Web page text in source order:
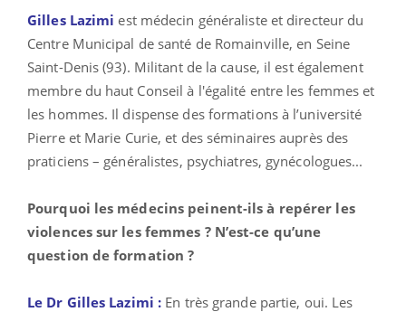
Gilles Lazimi est médecin généraliste et directeur du
Centre Municipal de santé de Romainville, en Seine
Saint-Denis (93). Militant de la cause, il est également
membre du haut Conseil à l'égalité entre les femmes et
les hommes. Il dispense des formations à l’université
Pierre et Marie Curie, et des séminaires auprès des
praticiens – généralistes, psychiatres, gynécologues...
Pourquoi les médecins peinent-ils à repérer les
violences sur les femmes ? N’est-ce qu’une
question de formation ?
Le Dr Gilles Lazimi : En très grande partie, oui. Les